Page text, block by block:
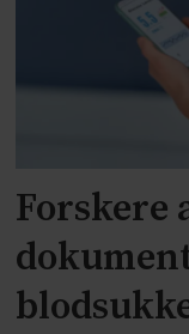
Forskere